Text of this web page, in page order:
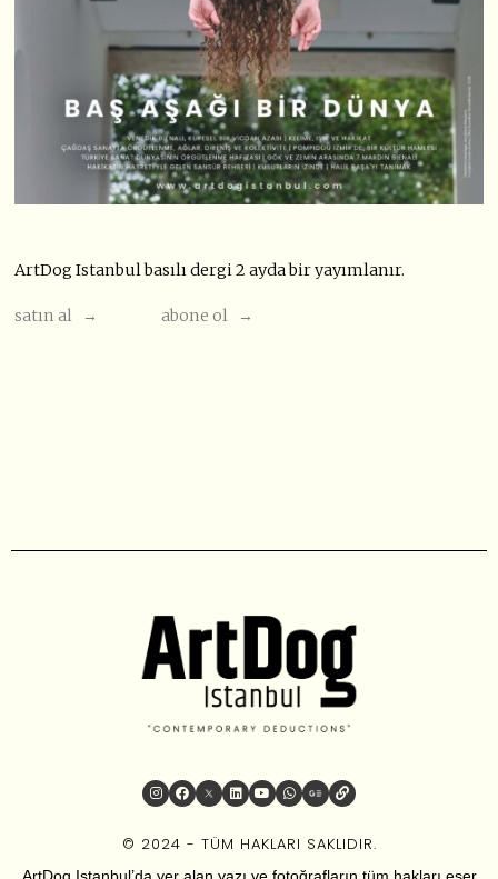
ArtDog Istanbul basılı dergi 2 ayda bir yayımlanır.
satın al → abone ol →
© 2024 - TÜM HAKLARI SAKLIDIR.